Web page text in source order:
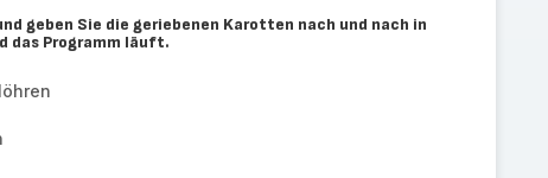
geben Sie die geriebenen Karotten nach und nach in
das Programm läuft.